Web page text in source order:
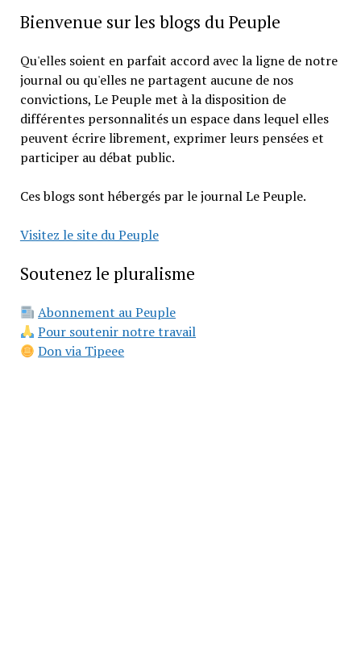
Bienvenue sur les blogs du Peuple
Qu'elles soient en parfait accord avec la ligne de notre
journal ou qu'elles ne partagent aucune de nos
convictions, Le Peuple met à la disposition de
différentes personnalités un espace dans lequel elles
peuvent écrire librement, exprimer leurs pensées et
participer au débat public.
Ces blogs sont hébergés par le journal Le Peuple.
Visitez le site du Peuple
Soutenez le pluralisme
Abonnement au Peuple
Pour soutenir notre travail
Don via Tipeee